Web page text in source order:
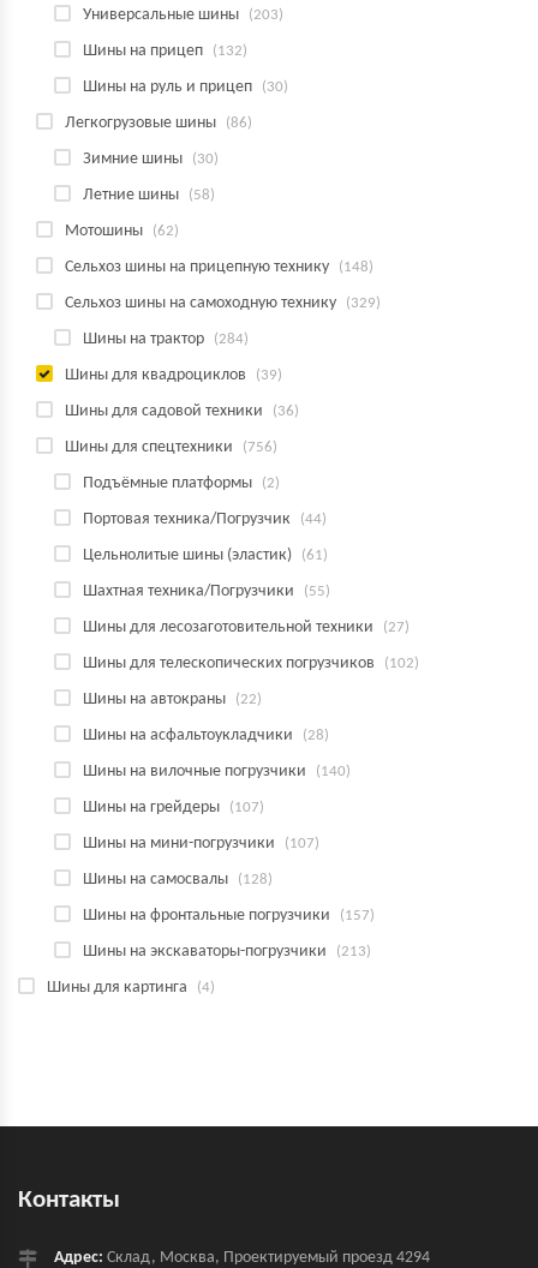
Универсальные шины (203)
Шины на прицеп (132)
Шины на руль и прицеп (30)
Легкогрузовые шины (86)
Зимние шины (30)
Летние шины (58)
Мотошины (62)
Сельхоз шины на прицепную технику (148)
Сельхоз шины на самоходную технику (329)
Шины на трактор (284)
Шины для квадроциклов (39)
Шины для садовой техники (36)
Шины для спецтехники (756)
Подъёмные платформы (2)
Портовая техника/Погрузчик (44)
Цельнолитые шины (эластик) (61)
Шахтная техника/Погрузчики (55)
Шины для лесозаготовительной техники (27)
Шины для телескопических погрузчиков (102)
Шины на автокраны (22)
Шины на асфальтоукладчики (28)
Шины на вилочные погрузчики (140)
Шины на грейдеры (107)
Шины на мини-погрузчики (107)
Шины на самосвалы (128)
Шины на фронтальные погрузчики (157)
Шины на экскаваторы-погрузчики (213)
Шины для картинга (4)
Контакты
Адрес: Склад, Москва, Проектируемый проезд 4294